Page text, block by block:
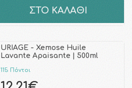
ΣΤΟ ΚΑΛΑΘΙ
URIAGE - Xemose Huile
Lavante Apaisante | 500ml
115 Πόντοι